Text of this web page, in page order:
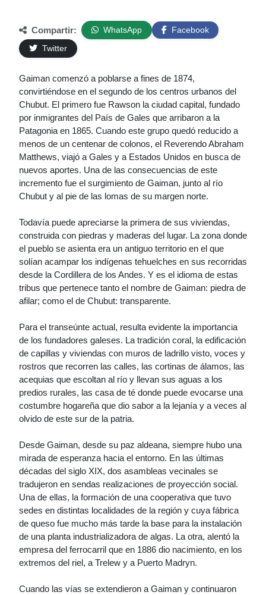
Compartir: WhatsApp
Facebook
Twitter
Gaiman comenzó a poblarse a fines de 1874,
convirtiéndose en el segundo de los centros urbanos del
Chubut. El primero fue Rawson la ciudad capital, fundado
por inmigrantes del País de Gales que arribaron a la
Patagonia en 1865. Cuando este grupo quedó reducido a
menos de un centenar de colonos, el Reverendo Abraham
Matthews, viajó a Gales y a Estados Unidos en busca de
nuevos aportes. Una de las consecuencias de este
incremento fue el surgimiento de Gaiman, junto al río
Chubut y al pie de las lomas de su margen norte.
Todavía puede apreciarse la primera de sus viviendas,
construida con piedras y maderas del lugar. La zona donde
el pueblo se asienta era un antiguo territorio en el que
solían acampar los indígenas tehuelches en sus recorridas
desde la Cordillera de los Andes. Y es el idioma de estas
tribus que pertenece tanto el nombre de Gaiman: piedra de
afilar; como el de Chubut: transparente.
Para el transeúnte actual, resulta evidente la importancia
de los fundadores galeses. La tradición coral, la edificación
de capillas y viviendas con muros de ladrillo visto, voces y
rostros que recorren las calles, las cortinas de álamos, las
acequias que escoltan al río y llevan sus aguas a los
predios rurales, las casa de té donde puede evocarse una
costumbre hogareña que dio sabor a la lejanía y a veces al
olvido de este sur de la patria.
Desde Gaiman, desde su paz aldeana, siempre hubo una
mirada de esperanza hacia el entorno. En las últimas
décadas del siglo XIX, dos asambleas vecinales se
tradujeron en sendas realizaciones de proyección social.
Una de ellas, la formación de una cooperativa que tuvo
sedes en distintas localidades de la región y cuya fábrica
de queso fue mucho más tarde la base para la instalación
de una planta industrializadora de algas. La otra, alentó la
empresa del ferrocarril que en 1886 dio nacimiento, en los
extremos del riel, a Trelew y a Puerto Madryn.
Cuando las vías se extendieron a Gaiman y continuaron